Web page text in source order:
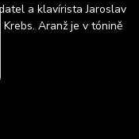
a klavírista Jaroslav
Aranž je v tónině